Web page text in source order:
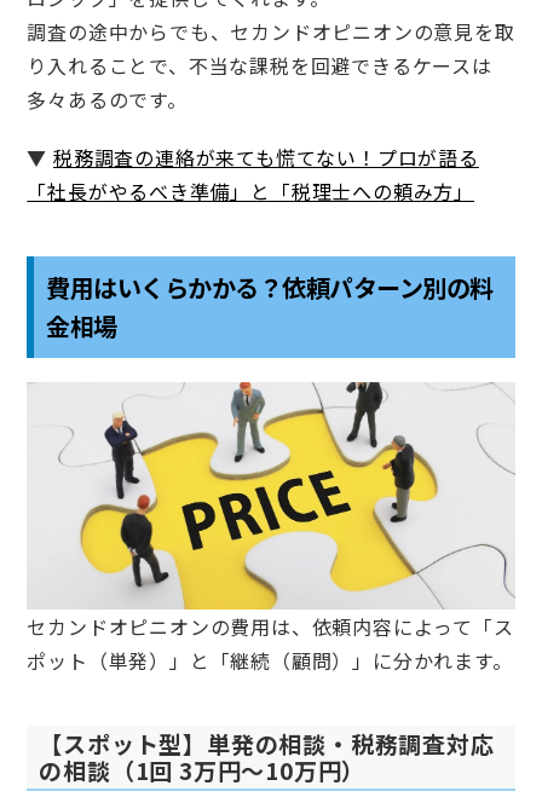
調査の途中からでも、セカンドオピニオンの意見を取
り入れることで、不当な課税を回避できるケースは
多々あるのです。
▼税務調査の連絡が来ても慌てない！プロが語る
「社長がやるべき準備」と「税理士への頼み方」
費用はいくらかかる？依頼パターン別の料
金相場
セカンドオピニオンの費用は、依頼内容によって「ス
ポット（単発）」と「継続（顧問）」に分かれます。
【スポット型】単発の相談・税務調査対応
の相談（1回 3万円～10万円）